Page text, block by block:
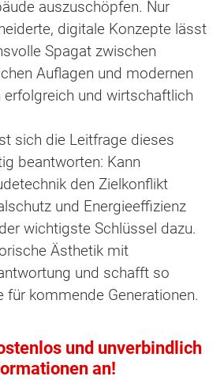
auszuschöpfen. Nur
digitale Konzepte lässt
Spagat zwischen
Auflagen und modernen
erfolgreich und wirtschaftlich
sich die Leitfrage dieses
beantworten: Kann
den Zielkonflikt
und Energieeffizienz
wichtigste Schlüssel dazu.
Ästhetik mit
und schafft so
für kommende Generationen.
und unverbindlich
an!